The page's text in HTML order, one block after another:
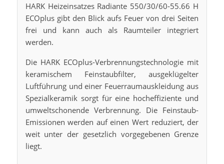
HARK Heizeinsatzes Radiante 550/30/60-55.66 H
ECOplus gibt den Blick aufs Feuer von drei Seiten
frei und kann auch als Raumteiler integriert
werden.
Die HARK ECOplus-Verbrennungstechnologie mit
keramischem Feinstaubfilter, ausgeklügelter
Luftführung und einer Feuerraumauskleidung aus
Spezialkeramik sorgt für eine hocheffiziente und
umweltschonende Verbrennung. Die Feinstaub-
Emissionen werden auf einen Wert reduziert, der
weit unter der gesetzlich vorgegebenen Grenze
liegt.